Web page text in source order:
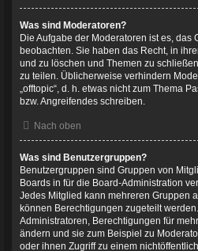
Was sind Moderatoren?
Die Aufgabe der Moderatoren ist es, das
beobachten. Sie haben das Recht, in
und zu löschen und Themen zu
zu teilen. Üblicherweise verhindern
„offtopic“, d. h. etwas nicht zum Thema
bzw. Angreifendes schreiben.
Nach oben
Was sind Benutzergruppen?
Benutzergruppen sind Gruppen von
Boards in für die Board-Administration
Jedes Mitglied kann mehreren Gruppen
können Berechtigungen zugeteilt
Administratoren, Berechtigungen für
ändern und sie zum Beispiel zu
oder ihnen Zugriff zu einem